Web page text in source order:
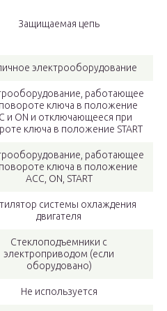
Защищаемая цепь
электрооборудование
работающее
ключа в положение
и ON и отключающееся при
ключа в положение START
работающее
ключа в положение
АСС, ON, START
системы охлаждения
двигателя
Стеклоподъемники с
электроприводом (если
оборудовано)
Не используется